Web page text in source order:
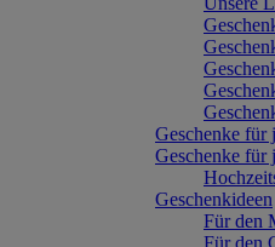
Geschenke für
Geschenke für
Geschenkideen
Für den
Für den